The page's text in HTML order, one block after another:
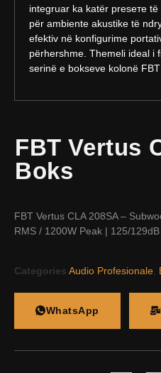
integruar ka katër preseте
për ambiente akustike të
efektiv në konfigurime
përhershme. Themeli ideal i
serinë e bokseve kolonë FBT
FBT Vertus
Boks
FBT Vertus CLA 208SA –
RMS / 1200W Peak | 125/
Categories Audio Profesionale
WhatsApp